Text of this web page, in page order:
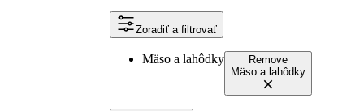
Zoradiť a filtrovať
Mäso a lahôdky
Remove
Mäso a lahôdky